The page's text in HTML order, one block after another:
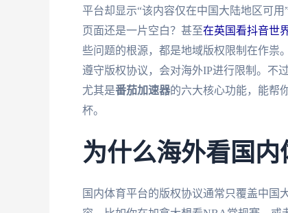
平台却显示“该内容仅在中国大陆地区可
页面还是一片空白？甚至在英国看抖音世
些问题的根源，都是地域版权限制在作祟
遵守版权协议，会对海外IP进行限制。不
尤其是番茄加速器的六大核心功能，能帮
杯。
为什么海外看国内
国内体育平台的版权协议通常只覆盖中国